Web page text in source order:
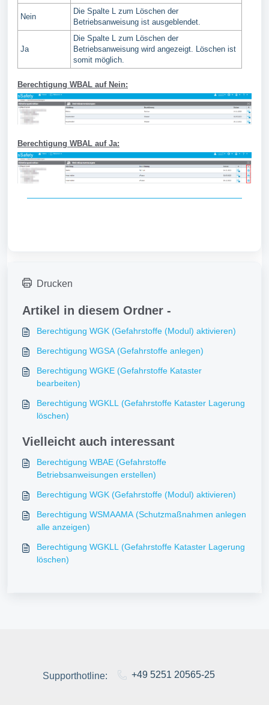
Nein
Die Spalte L zum Löschen der
Betriebsanweisung ist ausgeblendet.
Ja
Die Spalte L zum Löschen der
Betriebsanweisung wird angezeigt. Löschen ist
somit möglich.
Berechtigung WBAL auf Nein:
Berechtigung WBAL auf Ja:
Drucken
Artikel in diesem Ordner -
Berechtigung WGK (Gefahrstoffe (Modul) aktivieren)
Berechtigung WGSA (Gefahrstoffe anlegen)
Berechtigung WGKE (Gefahrstoffe Kataster
bearbeiten)
Berechtigung WGKLL (Gefahrstoffe Kataster Lagerung
löschen)
Vielleicht auch interessant
Berechtigung WBAE (Gefahrstoffe
Betriebsanweisungen erstellen)
Berechtigung WGK (Gefahrstoffe (Modul) aktivieren)
Berechtigung WSMAAMA (Schutzmaßnahmen anlegen
alle anzeigen)
Berechtigung WGKLL (Gefahrstoffe Kataster Lagerung
löschen)
Supporthotline: +49 5251 20565-25